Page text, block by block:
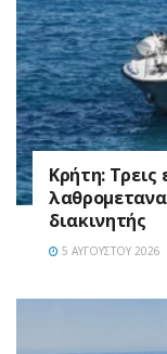
Κρήτη: Τρεις
διακινητής
5 ΑΥΓΟΎΣΤΟΥ 2026